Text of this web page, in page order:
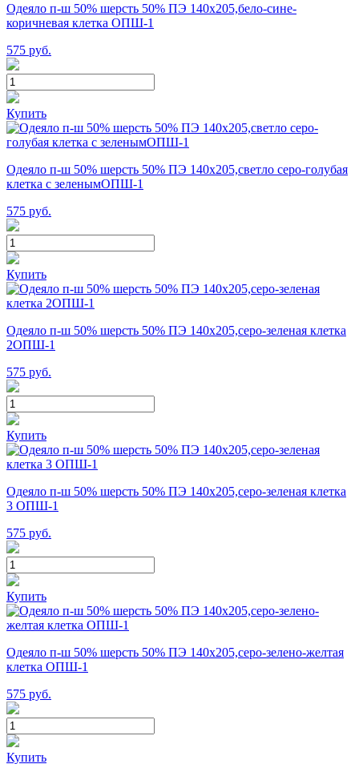
Одеяло п-ш 50% шерсть 50% ПЭ 140х205,бело-сине-
коричневая клетка ОПШ-1
575 руб.
Купить
Одеяло п-ш 50% шерсть 50% ПЭ 140х205,светло серо-голубая
клетка с зеленымОПШ-1
575 руб.
Купить
Одеяло п-ш 50% шерсть 50% ПЭ 140х205,серо-зеленая клетка
2ОПШ-1
575 руб.
Купить
Одеяло п-ш 50% шерсть 50% ПЭ 140х205,серо-зеленая клетка
3 ОПШ-1
575 руб.
Купить
Одеяло п-ш 50% шерсть 50% ПЭ 140х205,серо-зелено-желтая
клетка ОПШ-1
575 руб.
Купить